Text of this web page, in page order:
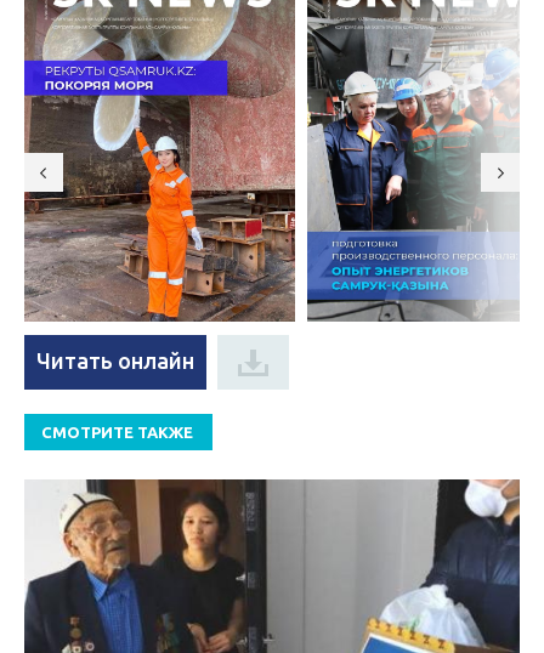
Читать онлайн
СМОТРИТЕ ТАКЖЕ